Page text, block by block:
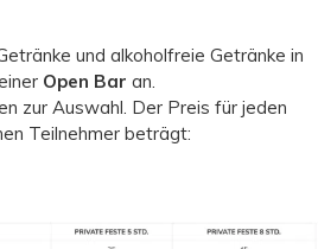
und alkoholfreie Getränke in
Open Bar an.
zur Auswahl. Der Preis für jeden
Teilnehmer beträgt: